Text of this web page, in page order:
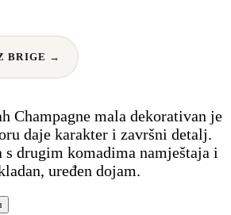
BRIGE →
Champagne mala dekorativan je
daje karakter i završni detalj.
drugim komadima namještaja i
uređen dojam.